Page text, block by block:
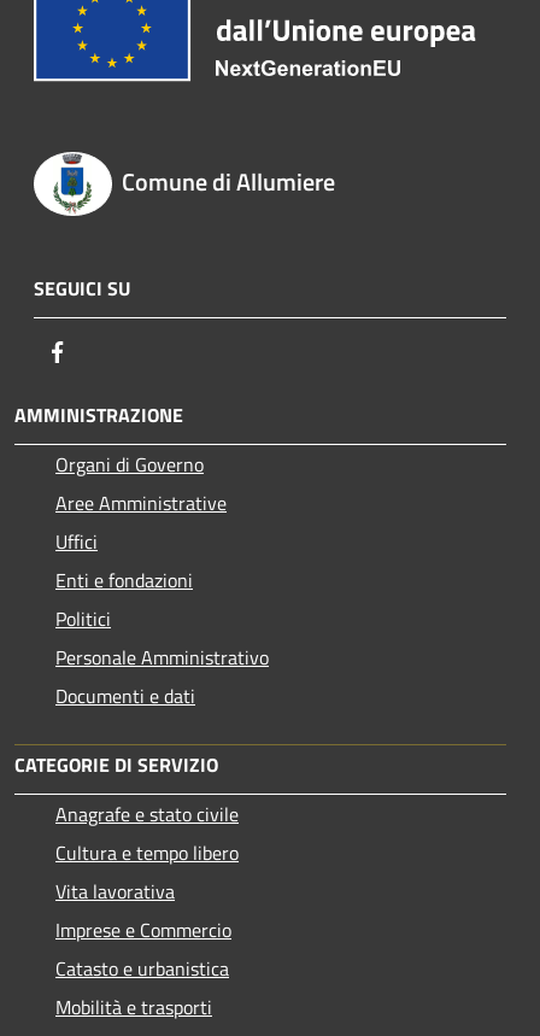
Comune di Allumiere
SEGUICI SU
AMMINISTRAZIONE
Organi di Governo
Aree Amministrative
Uffici
Enti e fondazioni
Politici
Personale Amministrativo
Documenti e dati
CATEGORIE DI SERVIZIO
Anagrafe e stato civile
Cultura e tempo libero
Vita lavorativa
Imprese e Commercio
Catasto e urbanistica
Mobilità e trasporti